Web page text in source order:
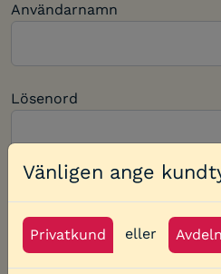
Vänligen ange
Privatkund eller
Användarnamn
Lösenord
Kom ihåg mig
Logga in som